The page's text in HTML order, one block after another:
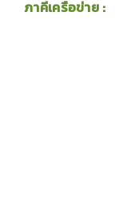
ภาคีเครือข่าย :